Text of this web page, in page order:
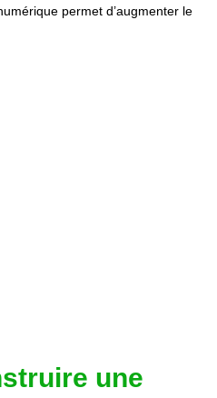
permet d’augmenter le
une